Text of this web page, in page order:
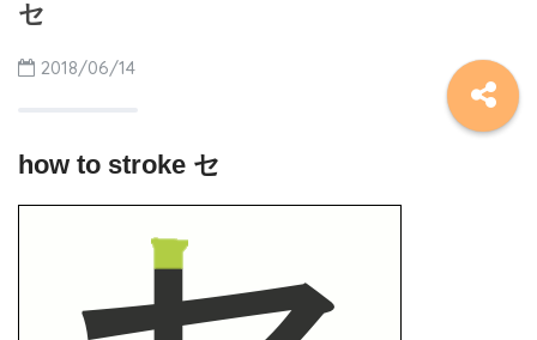
セ
2018/06/14
how to stroke セ